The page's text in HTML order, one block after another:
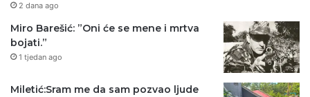
2 dana ago
Miro Barešić: ”Oni će se mene i mrtva
bojati.”
1 tjedan ago
Miletić:Sram me da sam pozvao ljude